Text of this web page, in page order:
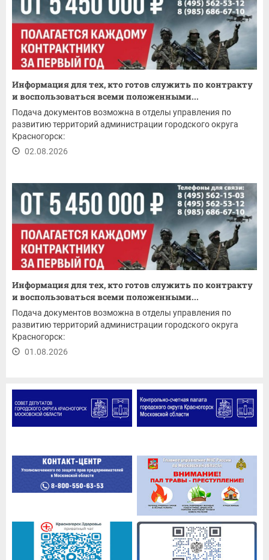
Информация для тех, кто готов служить по контракту
и воспользоваться всеми положенными...
Подача документов возможна в отделы управления по
развитию территорий администрации городского округа
Красногорск:
02.08.2026
Информация для тех, кто готов служить по контракту
и воспользоваться всеми положенными...
Подача документов возможна в отделы управления по
развитию территорий администрации городского округа
Красногорск:
01.08.2026